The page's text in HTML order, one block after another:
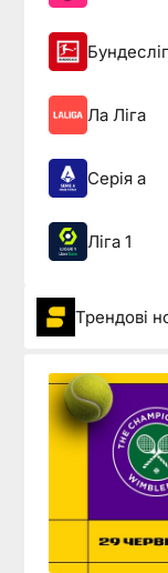
Ла Ліга
Серія а
Ліга 1
Трендові